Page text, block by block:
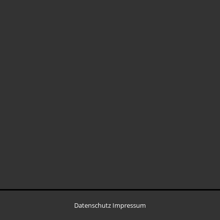
Datenschutz Impressum